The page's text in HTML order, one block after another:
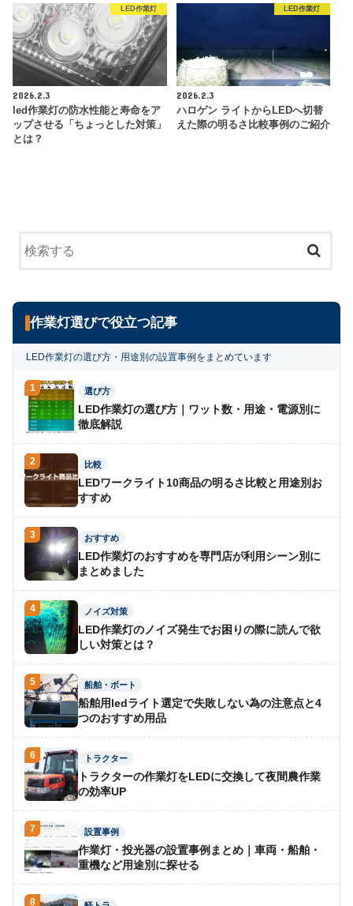
LED作業灯
2026.2.3
led作業灯の防水性能と寿命をア
ップさせる「ちょっとした対策」
とは？
LED作業灯
2026.2.3
ハロゲン ライトからLEDへ切替
えた際の明るさ比較事例のご紹介
作業灯選びで役立つ記事
LED作業灯の選び方・用途別の設置事例をまとめています
1 選び方
LED作業灯の選び方｜ワット数・用途・電源別に
徹底解説
2 比較
LEDワークライト10商品の明るさ比較と用途別お
すすめ
3 おすすめ
LED作業灯のおすすめを専門店が利用シーン別に
まとめました
4 ノイズ対策
LED作業灯のノイズ発生でお困りの際に読んで欲
しい対策とは？
5 船舶・ボート
船舶用ledライト選定で失敗しない為の注意点と4
つのおすすめ用品
6 トラクター
トラクターの作業灯をLEDに交換して夜間農作業
の効率UP
7 設置事例
作業灯・投光器の設置事例まとめ｜車両・船舶・
重機など用途別に探せる
8